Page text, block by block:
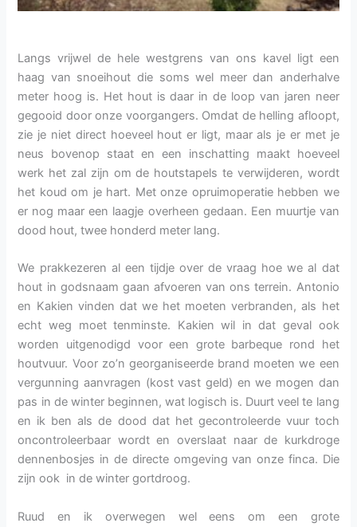
Langs vrijwel de hele westgrens van ons kavel ligt een
haag van snoeihout die soms wel meer dan anderhalve
meter hoog is. Het hout is daar in de loop van jaren neer
gegooid door onze voorgangers. Omdat de helling afloopt,
zie je niet direct hoeveel hout er ligt, maar als je er met je
neus bovenop staat en een inschatting maakt hoeveel
werk het zal zijn om de houtstapels te verwijderen, wordt
het koud om je hart. Met onze opruimoperatie hebben we
er nog maar een laagje overheen gedaan. Een muurtje van
dood hout, twee honderd meter lang.
We prakkezeren al een tijdje over de vraag hoe we al dat
hout in godsnaam gaan afvoeren van ons terrein. Antonio
en Kakien vinden dat we het moeten verbranden, als het
echt weg moet tenminste. Kakien wil in dat geval ook
worden uitgenodigd voor een grote barbeque rond het
houtvuur. Voor zo’n georganiseerde brand moeten we een
vergunning aanvragen (kost vast geld) en we mogen dan
pas in de winter beginnen, wat logisch is. Duurt veel te lang
en ik ben als de dood dat het gecontroleerde vuur toch
oncontroleerbaar wordt en overslaat naar de kurkdroge
dennenbosjes in de directe omgeving van onze finca. Die
zijn ook in de winter gortdroog.
Ruud en ik overwegen wel eens om een grote